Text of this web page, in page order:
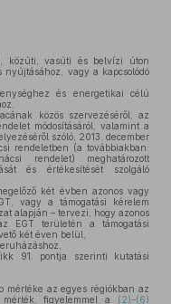
közúti, vasúti és belvízi úton
vagy a kapcsolódó
és energetikai célú
közös szervezéséről, az
módosításáról, valamint a
szóló, 2013. december
rendeletben (a továbbiakban:
rendelet) meghatározott
és értékesítését szolgáló
két évben azonos vagy
vagy a támogatási kérelem
alapján – tervezi, hogy azonos
EGT területén a támogatási
két éven belül,
91. pontja szerinti kutatási
mértéke az egyes régiókban az
mérték, figyelemmel a (2)–(6)